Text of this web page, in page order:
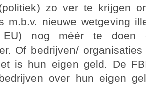
zo ver te krijgen
m.b.v. nieuwe wetgeving
nog méér te doen
Of bedrijven/
is hun eigen geld. De
over hun eigen